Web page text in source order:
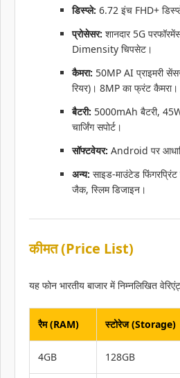
डिस्प्ले: 6.72 इंच FHD+
प्रोसेसर: शानदार 5G
Dimensity चिपसेट।
कैमरा: 50MP AI प्राइमरी
रियर)। 8MP का फ्रंट कैमरा।
बैटरी: 5000mAh बैटरी,
चार्जिंग सपोर्ट।
सॉफ्टवेयर: Android पर
अन्य: साइड-माउंटेड
जैक, स्लिम डिजाइन।
कीमत (Price List)
यह फोन भारतीय बाजार में निम्नलिखित
रैम (RAM) स्टोरेज (Storage)
4GB 128GB